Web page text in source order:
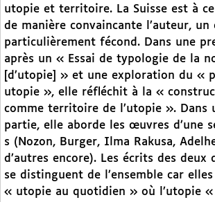
utopie et territoire. La Suisse est à
de manière convaincante l’auteur, un
particulièrement fécond. Dans une
après un « Essai de typologie de la
[d’utopie] » et une exploration du «
utopie », elle réfléchit à la «
comme territoire de l’utopie ». Dans
partie, elle aborde les œuvres d’une
s (Nozon, Burger, Ilma Rakusa,
d’autres encore). Les écrits des deux
se distinguent de l’ensemble car
« utopie au quotidien » où l’utopie «